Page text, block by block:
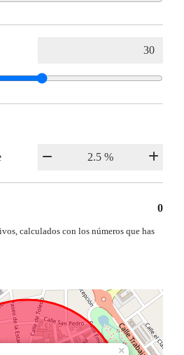
0
calculados con los números que has
×